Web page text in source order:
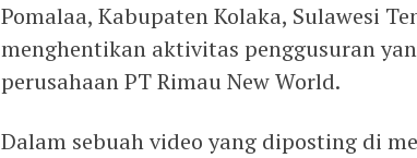
Pomalaa, Kabupaten Kolaka, Sulawesi
menghentikan aktivitas penggusuran
perusahaan PT Rimau New World.
Dalam sebuah video yang diposting di